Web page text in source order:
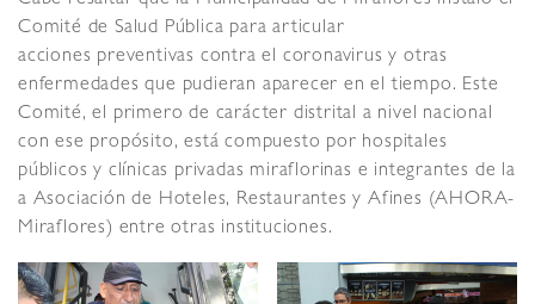
Comité de Salud Pública para articular
acciones preventivas contra el coronavirus y otras
enfermedades que pudieran aparecer en el tiempo. Este
Comité, el primero de carácter distrital a nivel nacional
con ese propósito, está compuesto por hospitales
públicos y clínicas privadas miraflorinas e integrantes de la
a Asociación de Hoteles, Restaurantes y Afines (AHORA-
Miraflores) entre otras instituciones.